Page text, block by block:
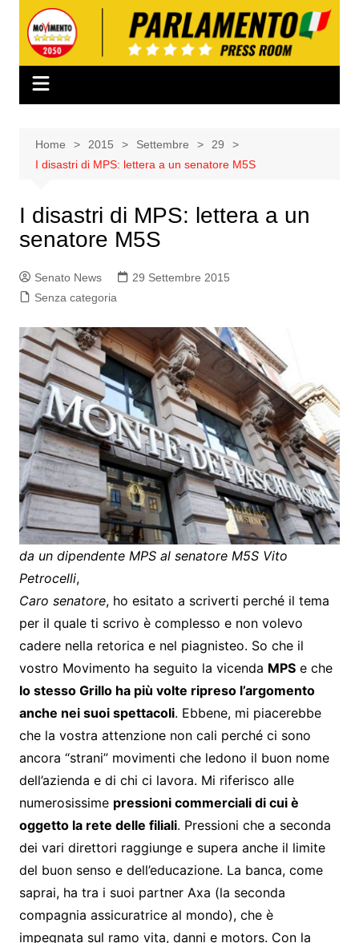
contenuto
Home 2015 Settembre
29
I disastri di MPS: lettera a un senatore M5S
I disastri di MPS: lettera a un
senatore M5S
Senato News
29 Settembre 2015
Senza categoria
da un dipendente MPS al senatore M5S Vito
Petrocelli,
Caro senatore, ho esitato a scriverti perché il tema
per il quale ti scrivo è complesso e non volevo
cadere nella retorica e nel piagnisteo. So che il
vostro Movimento ha seguito la vicenda MPSe che
lo stesso Grillo ha più volte ripreso l’argomento
anche nei suoi spettacoli. Ebbene, mi piacerebbe
che la vostra attenzione non cali perché ci sono
ancora “strani” movimenti che ledono il buon nome
dell’azienda e di chi ci lavora. Mi riferisco alle
numerosissime pressioni commerciali di cui è
oggetto la rete delle filiali. Pressioni che a seconda
dei vari direttori raggiunge e supera anche il limite
del buon senso e dell’educazione. La banca, come
saprai, ha tra i suoi partner Axa (la seconda
compagnia assicuratrice al mondo), che è
impegnata sul ramo vita, danni e motors. Con la